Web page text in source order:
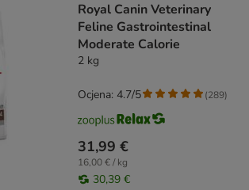
Royal Canin Veterinary
Feline Gastrointestinal
Moderate Calorie
2 kg
31,99 €
16,00 € / kg
30,39 €
Ocjena: 4.7/5 (289)